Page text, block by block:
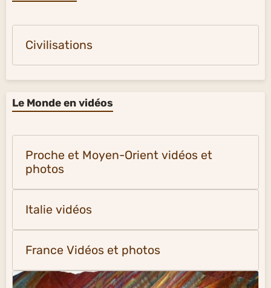
Civilisations
Le Monde en vidéos
Proche et Moyen-Orient vidéos et
photos
Italie vidéos
France Vidéos et photos